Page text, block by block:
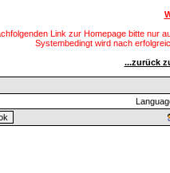
Link zur Homepage bitte nur
Systembedingt wird nach
...zurück